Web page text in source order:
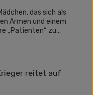
das sich als
Armen und einem
„Patienten“ zu
Bild eine kindliche
für Eltern, die die
Weise verewigen